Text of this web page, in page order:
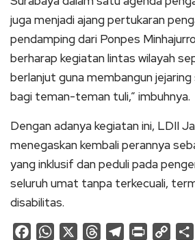
juga menjadi ajang pertukaran
pendamping dari Ponpes
berharap kegiatan lintas wilayah
berlanjut guna membangun
bagi teman-teman tuli,” imbuhnya.
Dengan adanya kegiatan ini, LDII
menegaskan kembali perannya
yang inklusif dan peduli pada
seluruh umat tanpa terkecuali,
disabilitas.
FacebookWhatsApp ThreadsTelegram
Print
Copy